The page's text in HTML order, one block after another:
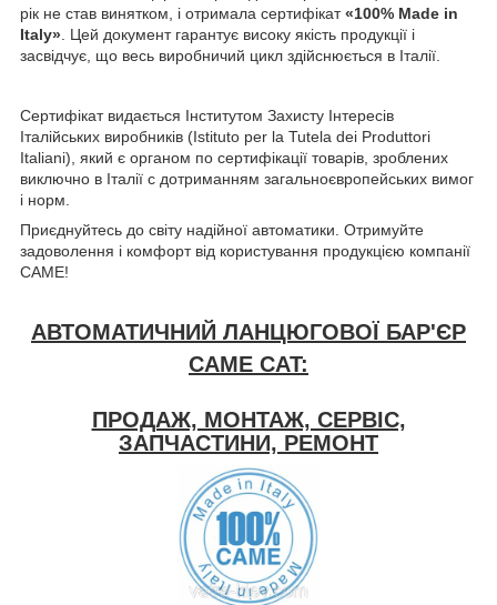
рік не став винятком, і отримала сертифікат«100% Made in
Italy» . Цей документ гарантує високу якість продукції і
засвідчує, що весь виробничий цикл здійснюється в Італії.
Сертифікат видається Інститутом Захисту Інтересів
Італійських виробників (Istituto per la Tutela dei Produttori
Italiani), який є органом по сертифікації товарів, зроблених
виключно в Італії c дотриманням загальноєвропейських вимог
і норм.
Приєднуйтесь до світу надійної автоматики. Отримуйте
задоволення і комфорт від користування продукцією компанії
CAME!
АВТОМАТИЧНИЙ ЛАНЦЮГОВОЇ БАР'ЄР
CAME CAT:
ПРОДАЖ, МОНТАЖ, СЕРВІС,
ЗАПЧАСТИНИ, РЕМОНТ